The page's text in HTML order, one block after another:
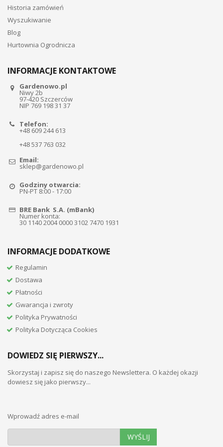
Historia zamówień
Wyszukiwanie
Blog
Hurtownia Ogrodnicza
INFORMACJE KONTAKTOWE
Gardenowo.pl
Niwy 2b
97-420 Szczerców
NIP 769 198 31 37
Telefon:
+48 609 244 613
+48 537 763 032
Email:
sklep@gardenowo.pl
Godziny otwarcia:
PN-PT 8:00 - 17:00
BRE Bank S.A. (mBank)
Numer konta:
30 1140 2004 0000 3102 7470 1931
INFORMACJE DODATKOWE
Regulamin
Dostawa
Płatności
Gwarancja i zwroty
Polityka Prywatności
Polityka Dotycząca Cookies
DOWIEDZ SIĘ PIERWSZY...
Skorzystaj i zapisz się do naszego Newslettera. O każdej okazji
dowiesz się jako pierwszy...
Wprowadź adres e-mail
WYŚLIJ